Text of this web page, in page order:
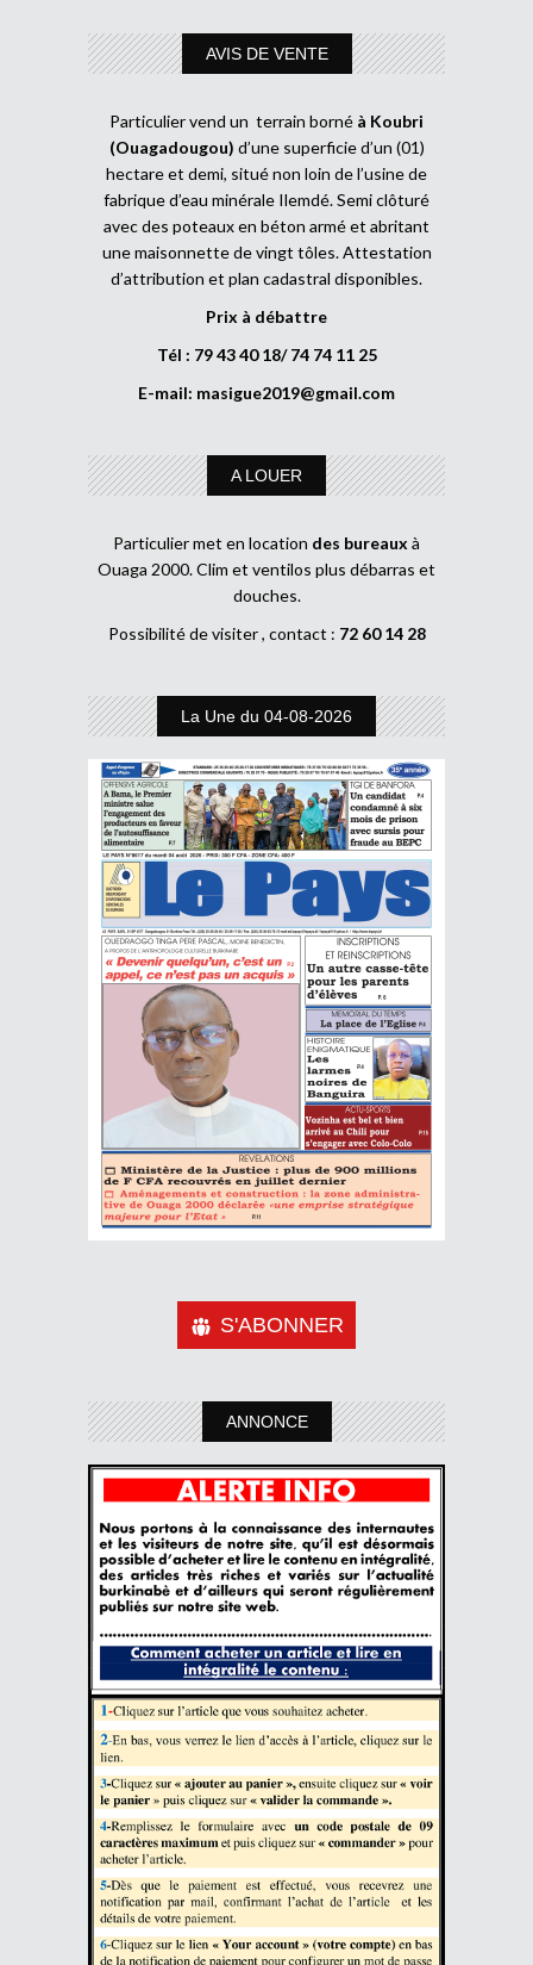
AVIS DE VENTE
Particulier vend un terrain borné à Koubri
(Ouagadougou) d’une superficie d’un (01)
hectare et demi, situé non loin de l’usine de
fabrique d’eau minérale Ilemdé. Semi clôturé
avec des poteaux en béton armé et abritant
une maisonnette de vingt tôles. Attestation
d’attribution et plan cadastral disponibles.
Prix à débattre
Tél : 79 43 40 18/ 74 74 11 25
E-mail: masigue2019@gmail.com
A LOUER
Particulier met en location des bureauxà
Ouaga 2000. Clim et ventilos plus débarras et
douches.
Possibilité de visiter , contact : 72 60 14 28
La Une du 04-08-2026
S'ABONNER
ANNONCE